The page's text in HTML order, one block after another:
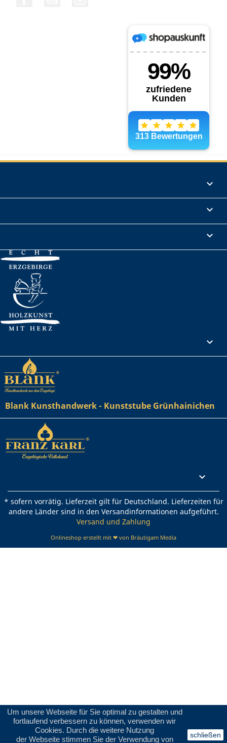
Um unsere Webseite für Sie optimal zu gestalten und
fortlaufend verbessern zu können, verwenden wir
Cookies. Durch die weitere Nutzung
der Webseite stimmen Sie der Verwendung von
schließen




Blank Kunsthandwerk - Kunststube Grünhainichen

* sofern vorrätig. Lieferzeit gilt für Deutschland. Lieferzeiten für
andere Länder sind in den Versandinformationen aufgeführt.
Versand und Zahlung
Onlineshop erstellt mit ❤ von Bräutigam Media